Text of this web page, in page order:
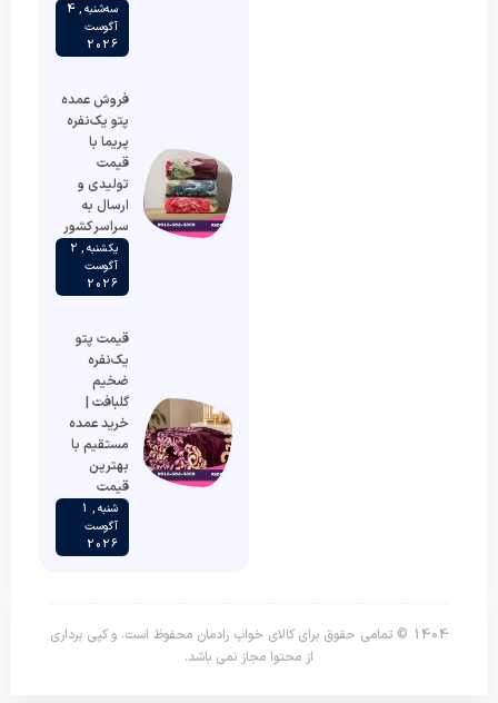
سه‌شنبه , 4
آگوست
2026
فروش عمده
پتو یک‌نفره
پریما با
قیمت
تولیدی و
ارسال به
سراسر کشور
یکشنبه , 2
آگوست
2026
قیمت پتو
یک‌نفره
ضخیم
گلبافت |
خرید عمده
مستقیم با
بهترین
قیمت
شنبه , 1
آگوست
2026
1404 © تمامی حقوق برای کالای خواب رادمان محفوظ است. و کپی برداری
از محتوا مجاز نمی باشد.